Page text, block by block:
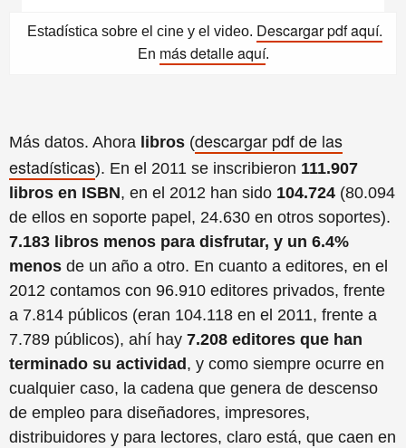
Estadística sobre el cine y el video. Descargar pdf aquí.
En más detalle aquí.
Más datos. Ahora libros (descargar pdf de las
estadísticas). En el 2011 se inscribieron 111.907
libros en ISBN, en el 2012 han sido 104.724 (80.094
de ellos en soporte papel, 24.630 en otros soportes).
7.183 libros menos para disfrutar, y un 6.4%
menos de un año a otro. En cuanto a editores, en el
2012 contamos con 96.910 editores privados, frente
a 7.814 públicos (eran 104.118 en el 2011, frente a
7.789 públicos), ahí hay 7.208 editores que han
terminado su actividad , y como siempre ocurre en
cualquier caso, la cadena que genera de descenso
de empleo para diseñadores, impresores,
distribuidores y para lectores, claro está, que caen en